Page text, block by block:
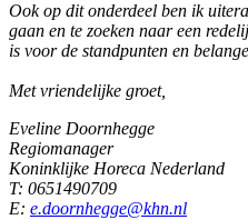
Ook op dit onderdeel ben ik
gaan en te zoeken naar een
is voor de standpunten en
Met vriendelijke groet,
Eveline Doornhegge
Regiomanager
Koninklijke Horeca Nederland
T: 0651490709
E: e.doornhegge@khn.nl